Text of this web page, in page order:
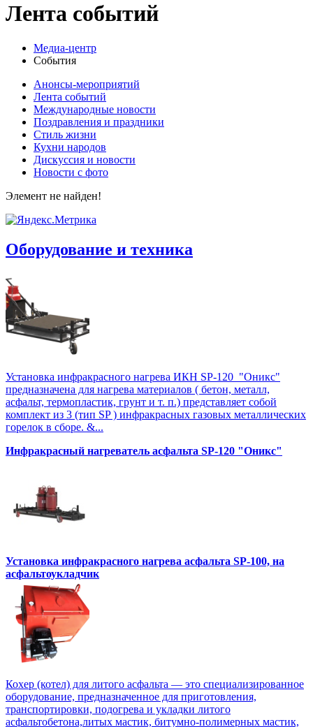
Лента событий
Медиа-центр
События
Анонсы-мероприятий
Лента событий
Международные новости
Поздравления и праздники
Cтиль жизни
Кухни народов
Дискуссия и новости
Новости с фото
Элемент не найден!
Оборудование и техника
Установка инфракрасного нагрева ИКН SP-120 "Оникс"
предназначена для нагрева материалов ( бетон, металл,
асфальт, термопластик, грунт и т. п.) представляет собой
комплект из 3 (тип SP ) инфракрасных газовых металлических
горелок в сборе. &...
Инфракрасный нагреватель асфальта SP-120 "Оникс"
Установка инфракрасного нагрева асфальта SP-100, на
асфальтоукладчик
Кохер (котел) для литого асфальта — это специализированное
оборудование, предназначенное для приготовления,
транспортировки, подогрева и укладки литого
асфальтобетона,литых мастик, битумно-полимерных мастик,